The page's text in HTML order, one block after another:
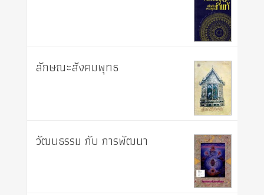
ลักษณะสังคมพุทธ
วัฒนธรรม กับ การพัฒนา